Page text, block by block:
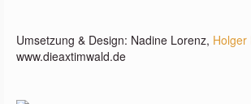
Umsetzung & Design: Nadine Lorenz, Holger
www.dieaxtimwald.de